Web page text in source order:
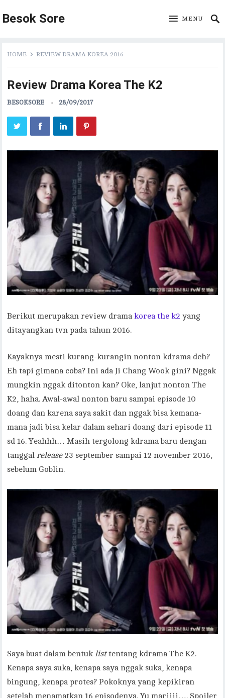
Besok Sore MENU
HOME REVIEW DRAMA KOREA 2016
Review Drama Korea The K2
BESOKSORE 28/09/2017
Berikut merupakan review dramakorea the k2yang
ditayangkan tvn pada tahun 2016.
Kayaknya mesti kurang-kurangin nonton kdrama deh?
Eh tapi gimana coba? Ini ada Ji Chang Wook gini? Nggak
mungkin nggak ditonton kan? Oke, lanjut nonton The
K2, haha. Awal-awal nonton baru sampai episode 10
doang dan karena saya sakit dan nggak bisa kemana-
mana jadi bisa kelar dalam sehari doang dari episode 11
sd 16. Yeahhh… Masih tergolong kdrama baru dengan
tanggalrelease23 september sampai 12 november 2016,
sebelum Goblin.
Saya buat dalam bentuklisttentang kdrama The K2.
Kenapa saya suka, kenapa saya nggak suka, kenapa
bingung, kenapa protes? Pokoknya yang kepikiran
setelah menamatkan 16 episodenya. Yu mariiii…. Spoiler